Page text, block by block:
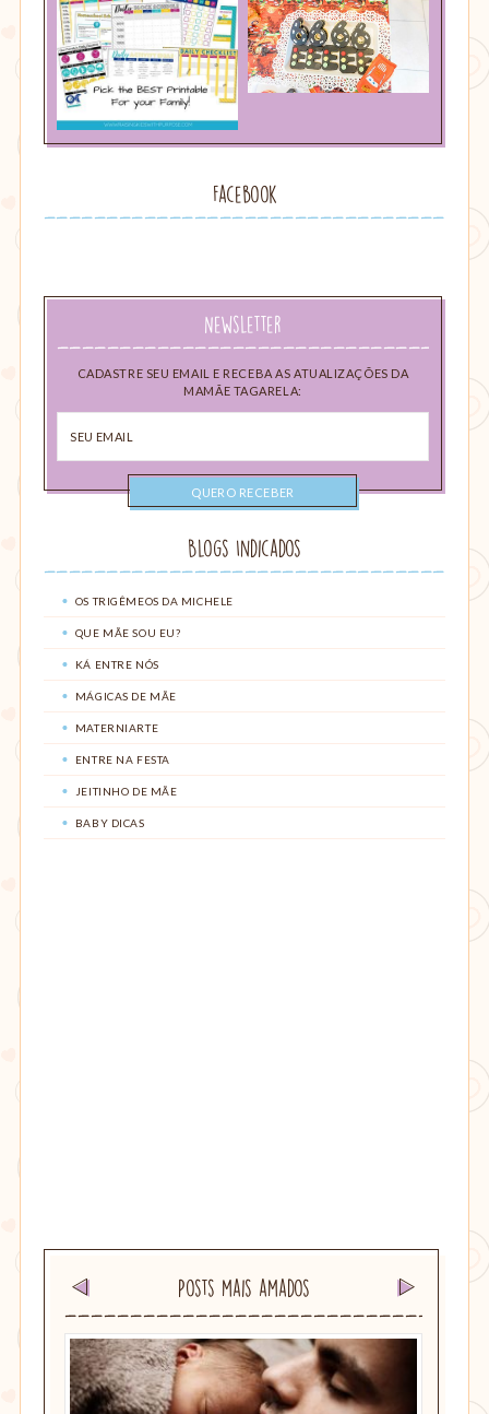
Facebook
Newsletter
CADASTRE SEU EMAIL E RECEBA AS ATUALIZAÇÕES DA
MAMÃE TAGARELA:
email
Blogs Indicados
OS TRIGÊMEOS DA MICHELE
QUE MÃE SOU EU?
KÁ ENTRE NÓS
MÁGICAS DE MÃE
MATERNIARTE
ENTRE NA FESTA
JEITINHO DE MÃE
BABY DICAS
Posts mais amados